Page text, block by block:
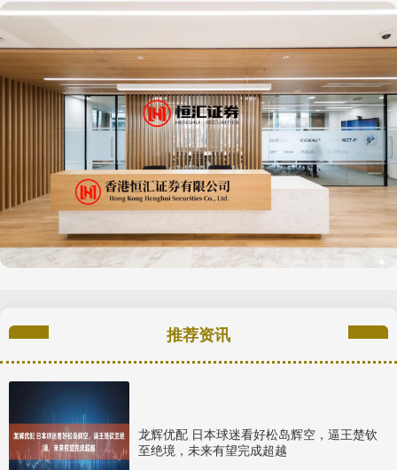
推荐资讯
龙辉优配 日本球迷看好松岛辉空，逼王楚钦
至绝境，未来有望完成超越